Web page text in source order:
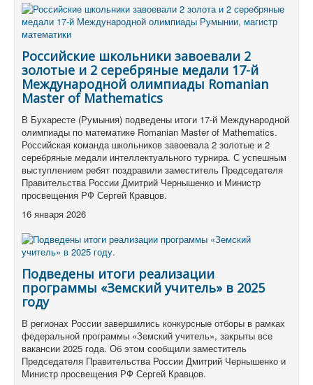
Российские школьники завоевали 2
золотые и 2 серебряные медали 17-й
Международной олимпиады Romanian
Master of Mathematics
В Бухаресте (Румыния) подведены итоги 17-й Международной
олимпиады по математике Romanian Master of Mathematics.
Российская команда школьников завоевала 2 золотые и 2
серебряные медали интеллектуального турнира. С успешным
выступлением ребят поздравили заместитель Председателя
Правительства России Дмитрий Чернышенко и Министр
просвещения РФ Сергей Кравцов.
16 января 2026
Подведены итоги реализации
программы «Земский учитель» в 2025
году
В регионах России завершились конкурсные отборы в рамках
федеральной программы «Земский учитель», закрыты все
вакансии 2025 года. Об этом сообщили заместитель
Председателя Правительства России Дмитрий Чернышенко и
Министр просвещения РФ Сергей Кравцов.